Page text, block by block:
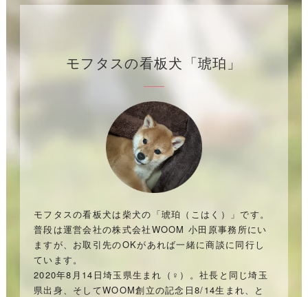
モフタスの看板犬「琥珀」
モフタスの看板犬は柴犬の「琥珀（こはく）」です。
普段は運営会社の株式会社WOOM 小田原事務所にい
ますが、お取引先のOKがあれば一緒に商談に同行し
ています。
2020年8月14日埼玉県生まれ（♀）。社長と同じ埼玉
県出身、そしてWOOM創立の記念日8/14生まれ、と